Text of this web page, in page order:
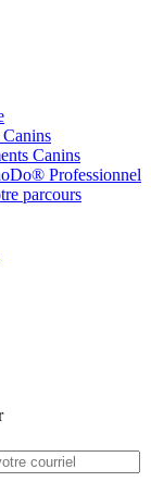
Canins
Professionnel
parcours